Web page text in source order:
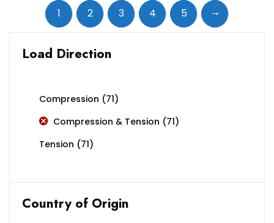
1 2 3 4 5 →
Load Direction
Compression (71)
Compression & Tension (71)
Tension (71)
Country of Origin